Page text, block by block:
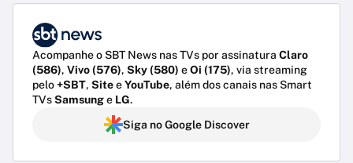
Acompanhe o SBT News nas TVs por assinatura Claro
(586), Vivo (576), Sky (580) eOi (175), via streaming
pelo+SBT, SiteeYouTube, além dos canais nas Smart
TVsSamsunge LG.
Siga no Google Discover